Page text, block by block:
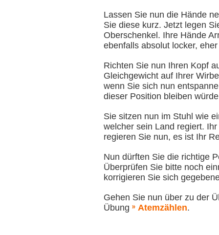
Lassen Sie nun die Hände
Sie diese kurz. Jetzt legen
Oberschenkel. Ihre Hände
ebenfalls absolut locker,
Richten Sie nun Ihren Kopf
Gleichgewicht auf Ihrer
wenn Sie sich nun
dieser Position bleiben
Sie sitzen nun im Stuhl wie
welcher sein Land regiert.
regieren Sie nun, es ist Ihr
Nun dürften Sie die richtige
Überprüfen Sie bitte noch
korrigieren Sie sich
Gehen Sie nun über zu der
Übung
Atemzählen.